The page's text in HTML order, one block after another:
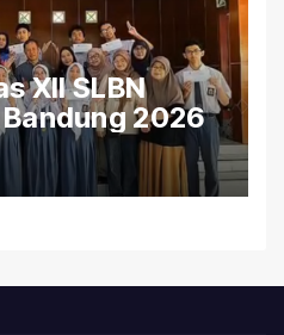
XII SLBN
2026